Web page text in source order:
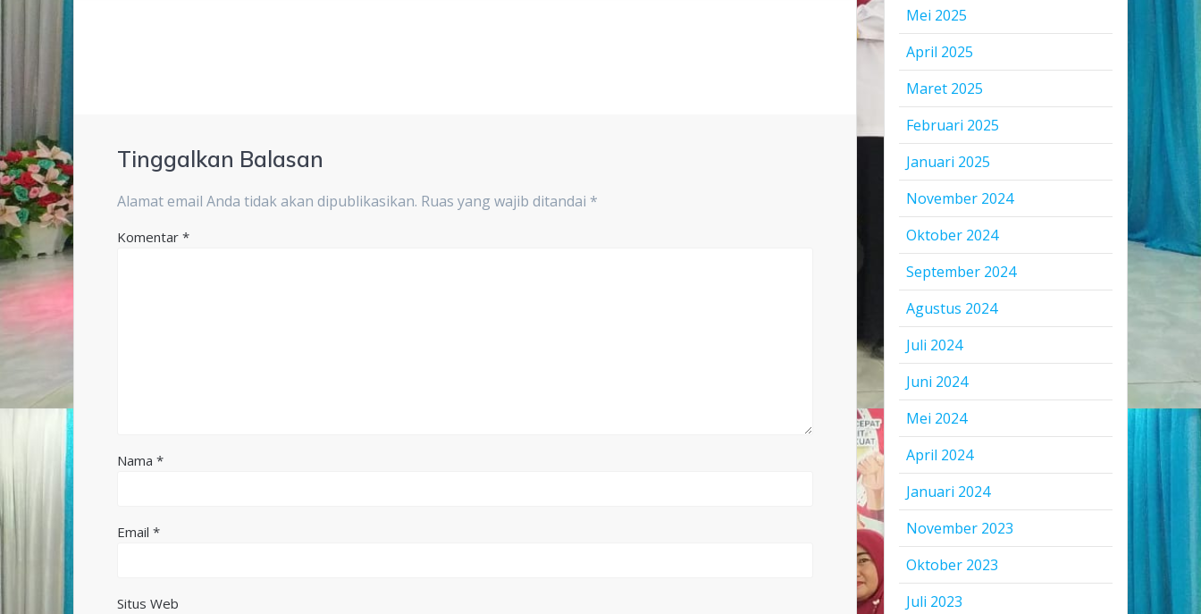
Tinggalkan Balasan
Alamat email Anda tidak akan dipublikasikan. Ruas yang wajib ditandai *
Komentar*
Nama*
Email*
Situs Web
Mei 2025
April 2025
Maret 2025
Februari 2025
Januari 2025
November 2024
Oktober 2024
September 2024
Agustus 2024
Juli 2024
Juni 2024
Mei 2024
April 2024
Januari 2024
November 2023
Oktober 2023
Juli 2023